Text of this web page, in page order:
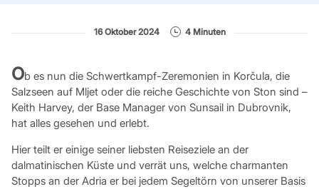
16 Oktober 2024 4 Minuten
Ob es nun die Schwertkampf-Zeremonien in Korčula, die
Salzseen auf Mljet oder die reiche Geschichte von Ston sind –
Keith Harvey, der Base Manager von Sunsail in Dubrovnik,
hat alles gesehen und erlebt.
Hier teilt er einige seiner liebsten Reiseziele an der
dalmatinischen Küste und verrät uns, welche charmanten
Stopps an der Adria er bei jedem Segeltörn von unserer Basis